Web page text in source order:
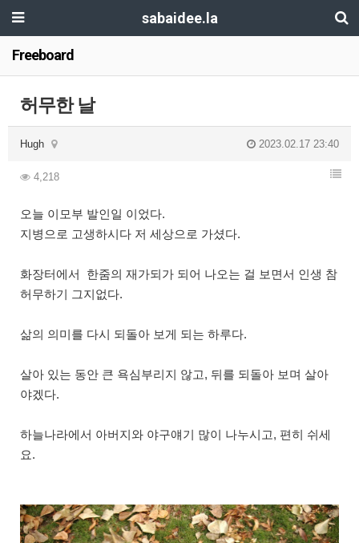
sabaidee.la
Freeboard
허무한 날
Hugh 2023.02.17 23:40
4,218
오늘 이모부 발인일 이었다.
지병으로 고생하시다 저 세상으로 가셨다.
화장터에서 한줌의 재가되가 되어 나오는 걸 보면서 인생 참
허무하기 그지없다.
삶의 의미를 다시 되돌아 보게 되는 하루다.
살아 있는 동안 큰 욕심부리지 않고, 뒤를 되돌아 보며 살아
야겠다.
하늘나라에서 아버지와 야구얘기 많이 나누시고, 편히 쉬세
요.